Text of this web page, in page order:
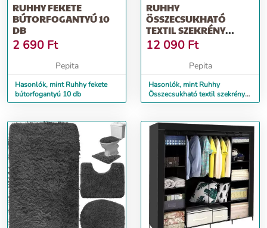
RUHHY FEKETE
BÚTORFOGANTYÚ 10
DB
2 690 Ft
Pepita
Hasonlók, mint Ruhhy fekete
bútorfogantyú 10 db
RUHHY
ÖSSZECSUKHATÓ
TEXTIL SZEKRÉNY
170X45X170 CM -
FEKETE
12 090 Ft
Pepita
Hasonlók, mint Ruhhy
Összecsukható textil szekrény
170x45x170 cm - Fekete